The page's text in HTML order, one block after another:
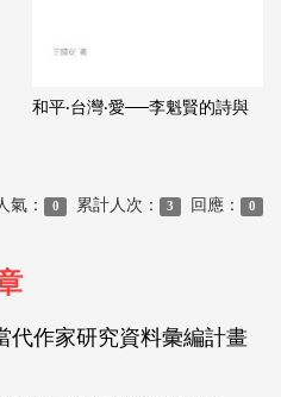
和平‧台灣‧愛──李魁賢的詩與
氣： 0 累計人次： 3 回應： 0
代作家研究資料彙編計畫